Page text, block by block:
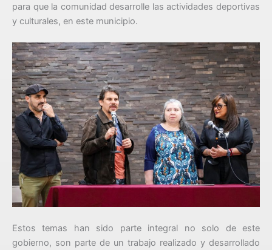
para que la comunidad desarrolle las actividades deportivas
y culturales, en este municipio.
Estos temas han sido parte integral no solo de este
gobierno, son parte de un trabajo realizado y desarrollado